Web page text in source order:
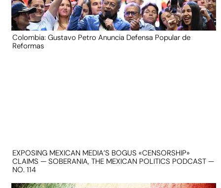
Colombia: Gustavo Petro Anuncia Defensa Popular de
Reformas
EXPOSING MEXICAN MEDIA’S BOGUS «CENSORSHIP»
CLAIMS — SOBERANIA, THE MEXICAN POLITICS PODCAST —
NO. 114